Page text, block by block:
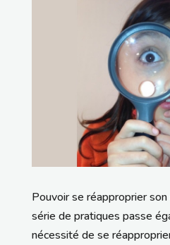
Pouvoir se réapproprier
série de pratiques passe
nécessité de se